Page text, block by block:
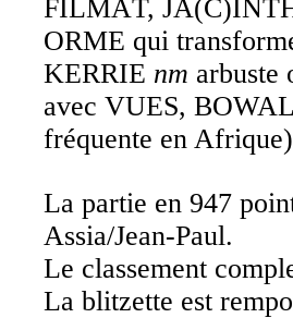
FILMÂT,
ORME qui
KERRIE nm arbuste
avec VUES,
fréquente en
La partie en 947
Assia/Jean-Paul.
Le classement
La blitzette est